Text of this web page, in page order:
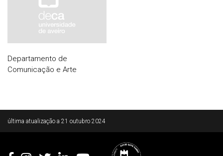
Departamento de
Comunicação e Arte
última atualização a 21 outubro 2024